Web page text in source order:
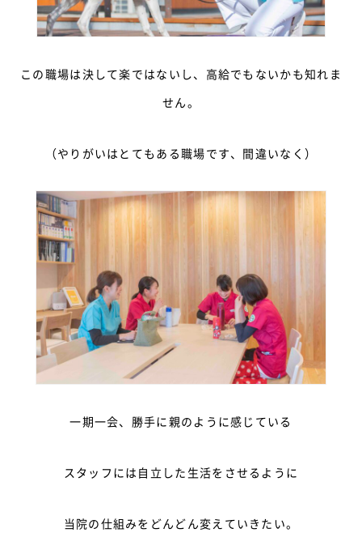
この職場は決して楽ではないし、高給でもないかも知れま
せん。
（やりがいはとてもある職場です、間違いなく）
一期一会、勝手に親のように感じている
スタッフには自立した生活をさせるように
当院の仕組みをどんどん変えていきたい。